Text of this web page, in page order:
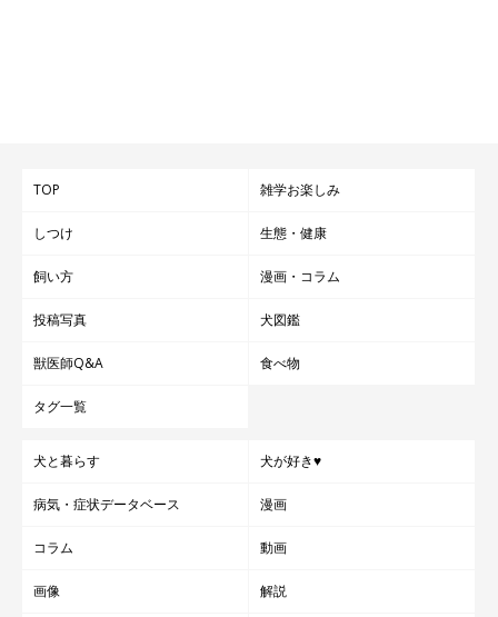
TOP 雑学お楽しみ
しつけ 生態・健康
飼い方 漫画・コラム
投稿写真 犬図鑑
獣医師Q&A 食べ物
タグ一覧
犬と暮らす 犬が好き♥
病気・症状データベース 漫画
コラム 動画
画像 解説